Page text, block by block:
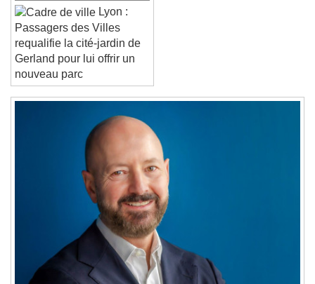
Reset
Done
Close Modal Dialog
End of dialog window.
Lyon :
Passagers des Villes
requalifie la cité-jardin de
Gerland pour lui offrir un
nouveau parc